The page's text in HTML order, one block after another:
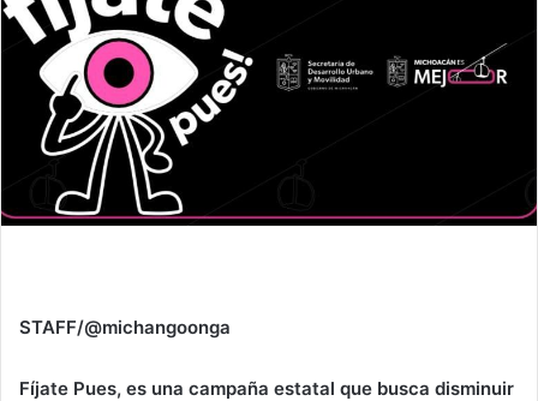
STAFF/@michangoonga
Fíjate Pues, es una campaña estatal que busca disminuir